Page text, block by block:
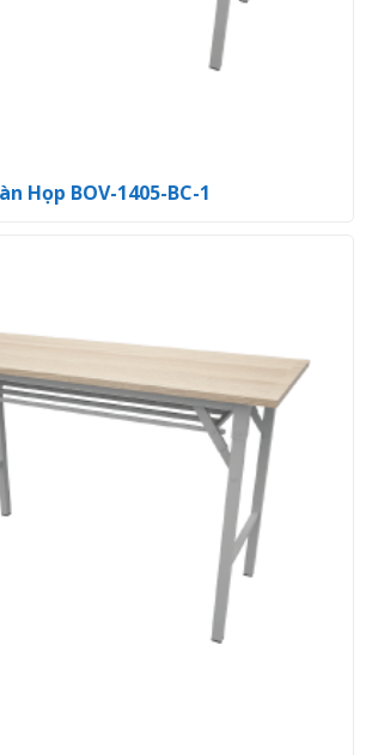
Họp BOV-1405-BC-1